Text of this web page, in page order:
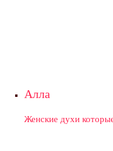
Алла
Женские духи